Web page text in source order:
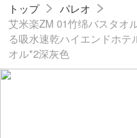
トップ
パレオ
艾米楽ZM 01竹绵バスタオ
る吸水速乾ハイエンドホテ
オル*2深灰色